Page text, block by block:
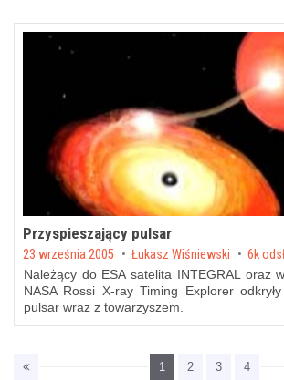
Przyspieszający pulsar
Posted on
23 września 2005 byŁukasz Wiśniewski 6k
Należący do ESA satelita INTEGRAL oraz
NASA Rossi X-ray Timing Explorer
pulsar wraz z towarzyszem.
1 2 3 4